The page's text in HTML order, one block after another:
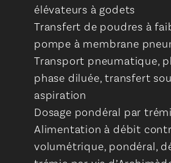
élévateurs à godets
Transfert de poudres à
pompe à membrane
Transport pneumatique,
phase diluée, transfert
aspiration
Dosage pondéral par
Alimentation à débit
volumétrique, pondéral,